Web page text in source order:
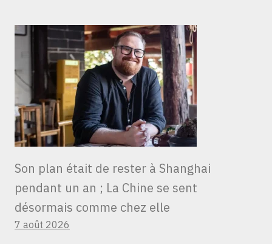
Son plan était de rester à Shanghai
pendant un an ; La Chine se sent
désormais comme chez elle
7 août 2026